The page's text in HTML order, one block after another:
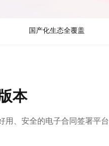
国产化生态全覆盖
本
用、安全的电子合同签署平台